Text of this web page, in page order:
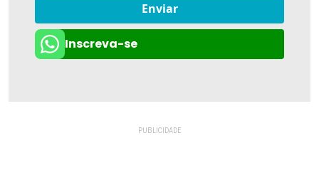
Enviar
Inscreva-se